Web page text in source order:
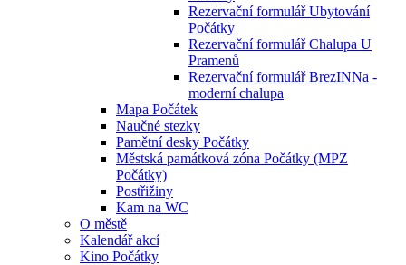
Rezervační formulář Ubytování
Počátky
Rezervační formulář Chalupa U
Pramenů
Rezervační formulář BrezINNa -
moderní chalupa
Mapa Počátek
Naučné stezky
Pamětní desky Počátky
Městská památková zóna Počátky (MPZ
Počátky)
Postřižiny
Kam na WC
O městě
Kalendář akcí
Kino Počátky